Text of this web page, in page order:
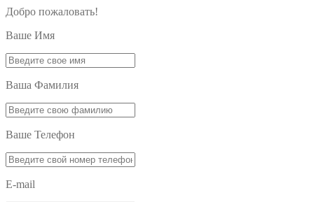
Добро пожаловать!
Ваше Имя
Ваша Фамилия
Ваше Телефон
E-mail